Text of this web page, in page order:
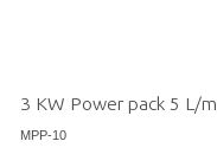
3 KW Power pack 5 L/
MPP-10